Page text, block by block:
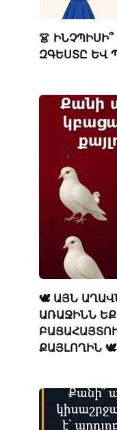
👗
ԶԳԵՍՏԸ ԵՎ
🕊️ ԱՅՆ
ԱՌԱՋԻՆՆ
ՔԱՅԼՈՂԻՆ 🕊️